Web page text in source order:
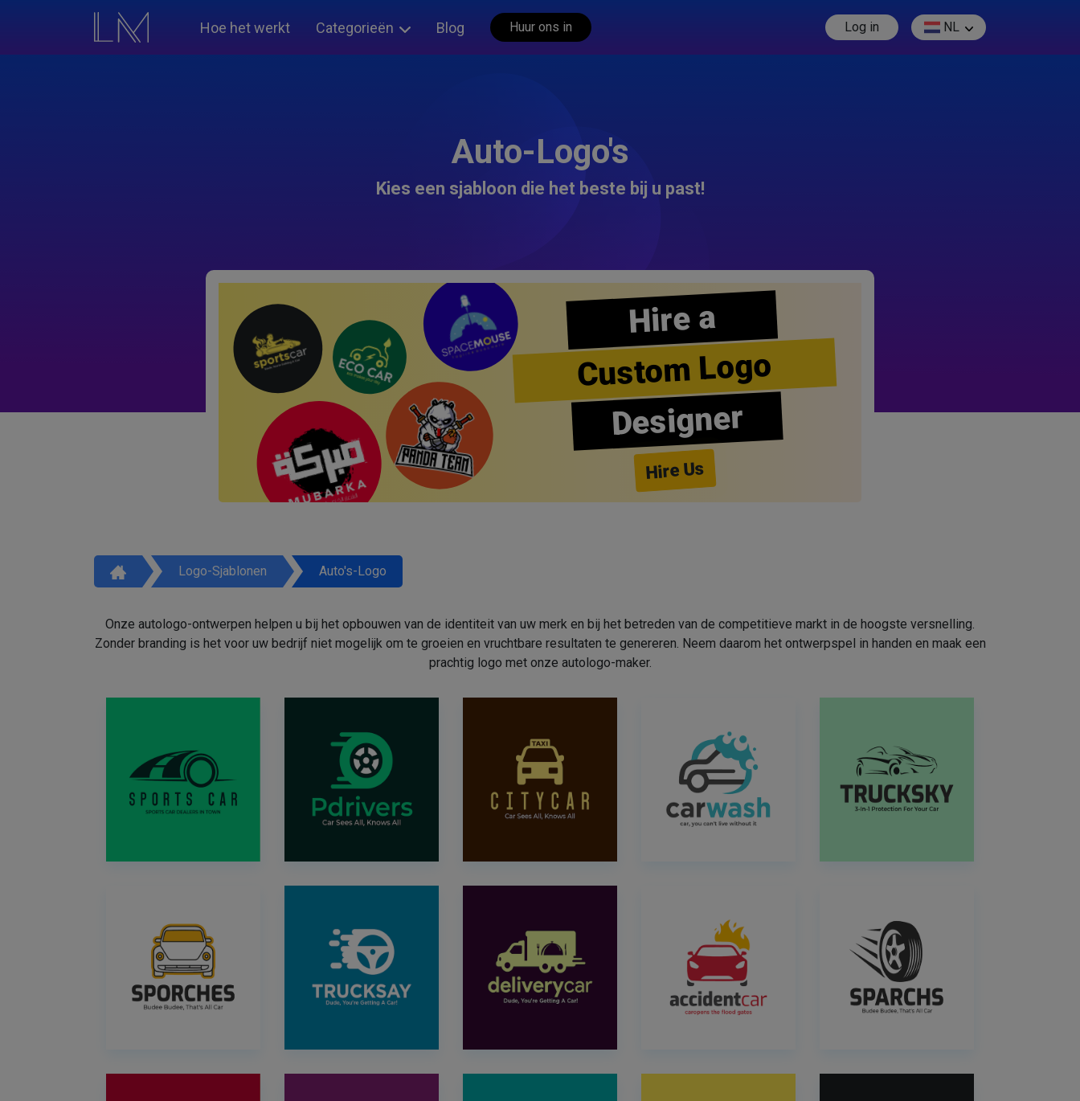
Hoe het werkt Categorieën Blog Huur ons in Log in NL
Auto-Logo's
Kies een sjabloon die het beste bij u past!
Hire a
Custom Logo
Designer
Hire Us
Logo-Sjablonen Auto's-Logo
Onze autologo-ontwerpen helpen u bij het opbouwen van de identiteit van uw merk en bij het betreden van de competitieve markt in de hoogste versnelling.
Zonder branding is het voor uw bedrijf niet mogelijk om te groeien en vruchtbare resultaten te genereren. Neem daarom het ontwerpspel in handen en maak een
prachtig logo met onze autologo-maker.